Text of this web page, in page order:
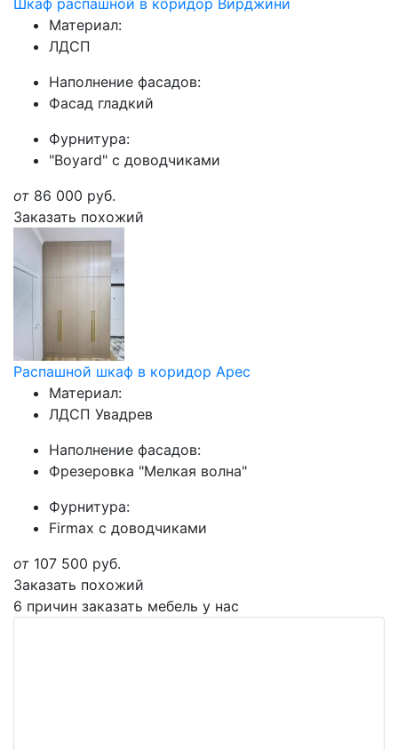
Шкаф распашной в коридор Вирджини
Материал:
ЛДСП
Наполнение фасадов:
Фасад гладкий
Фурнитура:
"Boyard" с доводчиками
от 86 000 руб.
Заказать похожий
Распашной шкаф в коридор Арес
Материал:
ЛДСП Увадрев
Наполнение фасадов:
Фрезеровка "Мелкая волна"
Фурнитура:
Firmax с доводчиками
от 107 500 руб.
Заказать похожий
6 причин заказать мебель у нас